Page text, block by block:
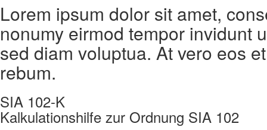
Lorem ipsum dolor sit amet,
nonumy eirmod tempor invidunt
sed diam voluptua. At vero eos
rebum.
SIA 102-K
Kalkulationshilfe zur Ordnung SIA 102